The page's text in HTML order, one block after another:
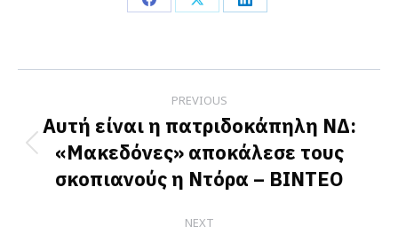
Share
Facebook
Share
X
Share
LinkedIn
navigation
PREVIOUS
Previous
post:
Αυτή είναι η πατριδοκάπηλη ΝΔ:
«Μακεδόνες» αποκάλεσε τους
σκοπιανούς η Ντόρα – BINTEO
NEXT